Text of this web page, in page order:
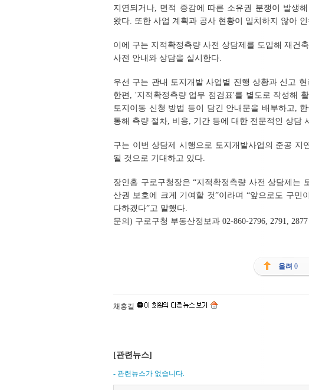
지연되거나, 면적 증감에 따른 소유권 분쟁이 발생해
왔다. 또한 사업 계획과 공사 현황이 일치하지 않아
이에 구는 지적확정측량 사전 상담제를 도입해 재건
사전 안내와 상담을 실시한다.
우선 구는 관내 토지개발 사업별 진행 상황과 신고
한편, '지적확정측량 업무 점검표'를 별도로 작성해
토지이동 신청 방법 등이 담긴 안내문을 배부하고,
통해 측량 절차, 비용, 기간 등에 대한 전문적인 상담
구는 이번 상담제 시행으로 토지개발사업의 준공
될 것으로 기대하고 있다.
장인홍 구로구청장은 “지적확정측량 사전 상담제는
산권 보호에 크게 기여할 것”이라며 “앞으로도 구
다하겠다”고 말했다.
문의) 구로구청 부동산정보과 02-860-2796, 2791, 2877
올려 0
채홍길
[관련뉴스]
- 관련뉴스가 없습니다.